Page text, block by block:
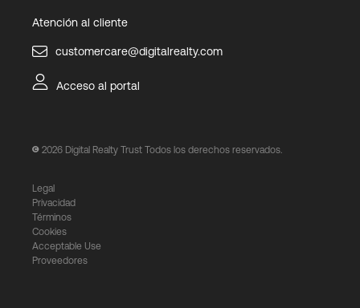
Atención al cliente
customercare@digitalrealty.com
Acceso al portal
2026 Digital Realty Trust Todos los derechos reservados.
Legal
Privacidad
Términos
Cookies
Acceptable Use
Proveedores